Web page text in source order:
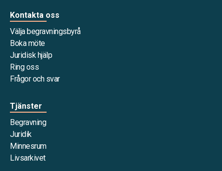
Kontakta oss
Välja begravningsbyrå
Boka möte
Juridisk hjälp
Ring oss
Frågor och svar
Tjänster
Begravning
Juridik
Minnesrum
Livsarkivet